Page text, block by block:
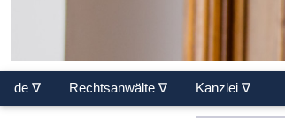
de ∇ Rechtsanwälte ∇ Kanzlei ∇